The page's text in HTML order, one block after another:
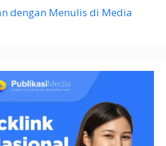
dengan Menulis di Media